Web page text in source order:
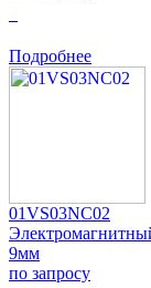
Подробнее
01VS03NC02
9мм
по запросу